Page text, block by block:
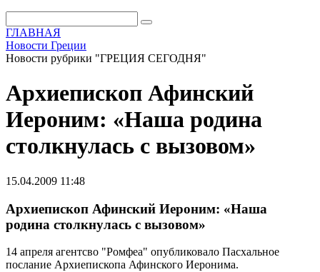
ГЛАВНАЯ
Новости Греции
Новости рубрики "ГРЕЦИЯ СЕГОДНЯ"
Архиепископ Афинский
Иероним: «Наша родина
столкнулась с вызовом»
15.04.2009 11:48
Архиепископ Афинский Иероним: «Наша
родина столкнулась с вызовом»
14 апреля агентсво "Ромфеа" опубликовало Пасхальное
послание Архиепископа Афинского Иеронима.